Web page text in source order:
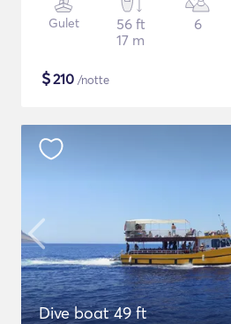
Gulet
56 ft
17 m
6
$210 /notte
Dive boat 49 ft